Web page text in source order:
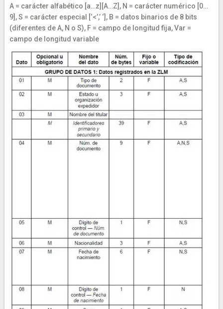
A = carácter alfabético [a…z][A…Z], N = carácter numérico [0…
9], S = carácter especial [‘<’,’ ‘], B = datos binarios de 8 bits
(diferentes de A, N o S), F = campo de longitud fija, Var =
campo de longitud variable